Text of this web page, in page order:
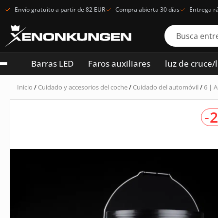
Envío gratuito a partir de 82 EUR Compra abierta 30 días Entrega
Barras LED Faros auxiliares luz de
Inicio / Cuidado y accesorios del coche/ Cuidado del automóvil /6 |
-